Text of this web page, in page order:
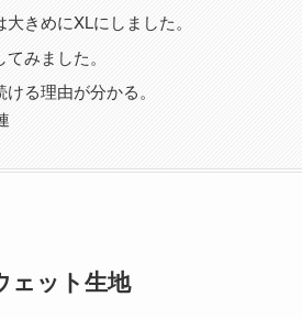
大きめにXLにしました。
みました。
る理由が分かる。
ェット生地